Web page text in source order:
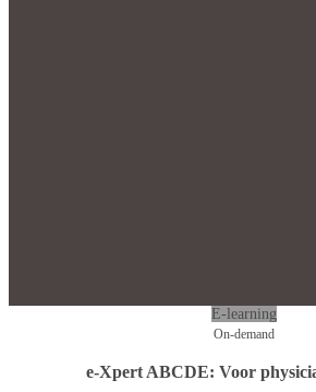
E-learning
On-demand
e-Xpert ABCDE: Voor